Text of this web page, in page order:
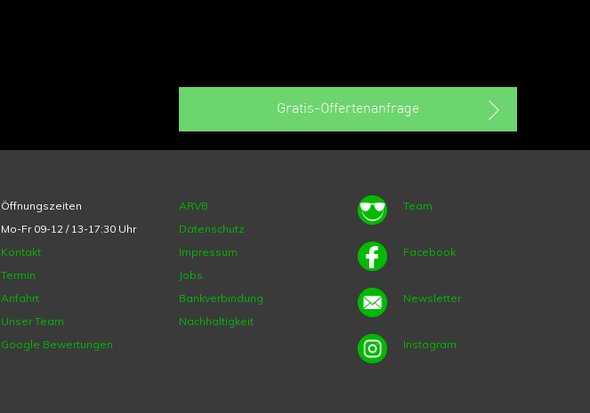
Gratis-Offertenanfrage
Öffnungszeiten
Mo-Fr 09-12 / 13-17:30 Uhr
Kontakt
Termin
Anfahrt
Unser Team
Google Bewertungen
ARVB
Datenschutz
Impressum
Jobs
Bankverbindung
Nachhaltigkeit
Team
Facebook
Newsletter
Instagram